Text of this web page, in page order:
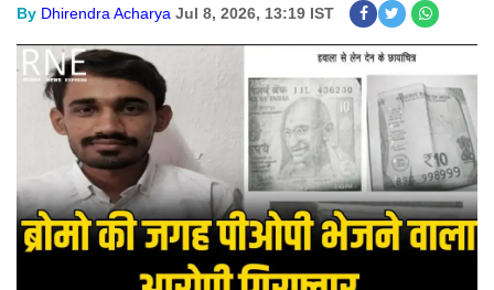
By Dhirendra Acharya Jul 8, 2026, 13:19 IST